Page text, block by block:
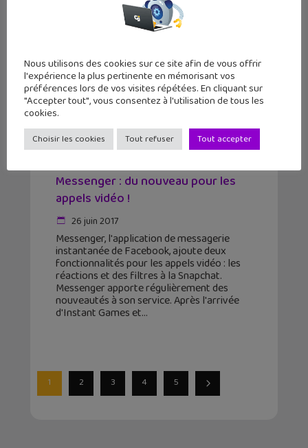
Messenger : du nouveau pour les
appels vidéo !
26 juin 2017
Messenger, l'application de messagerie
instantanée de Facebook, ajoute deux
fonctionnalités pour les appels vidéo : les
réactions et des filtres à la Snapchat.
Messenger apporte régulièrement des
nouveautés à son service. Après l'arrivée
d'Instant Games et
1 2 3 4 5
Nous utilisons des cookies sur ce site afin de vous offrir
l'expérience la plus pertinente en mémorisant vos
préférences lors de vos visites répétées. En cliquant sur
"Accepter tout", vous consentez à l'utilisation de tous les
cookies.
Choisir les cookies Tout refuser Tout accepter